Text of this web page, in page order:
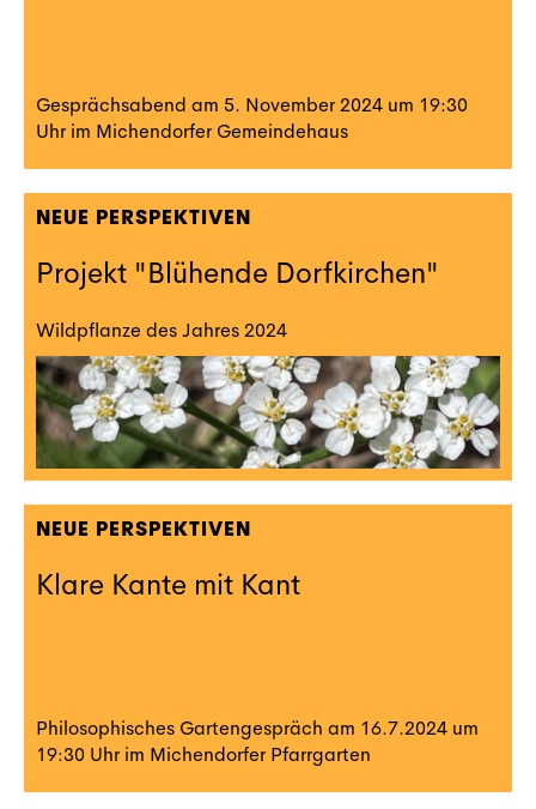
Gesprächsabend am 5. November 2024 um 19:30
Uhr im Michendorfer Gemeindehaus
NEUE PERSPEKTIVEN
Projekt "Blühende Dorfkirchen"
Wildpflanze des Jahres 2024
NEUE PERSPEKTIVEN
Klare Kante mit Kant
Philosophisches Gartengespräch am 16.7.2024 um
19:30 Uhr im Michendorfer Pfarrgarten